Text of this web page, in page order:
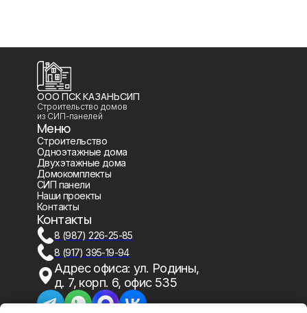
ООО ПСК КАЗАНЬСИП
Строительство домов
из СИП-панелей
Меню
Строительство
Одноэтажные дома
Двухэтажные дома
Домокомплекты
СИП панели
Наши проекты
Контакты
Контакты
8 (987) 226-25-85
8 (917) 395-19-94
Адрес офиса: ул. Родины,
д. 7, корп. 6, офис 535